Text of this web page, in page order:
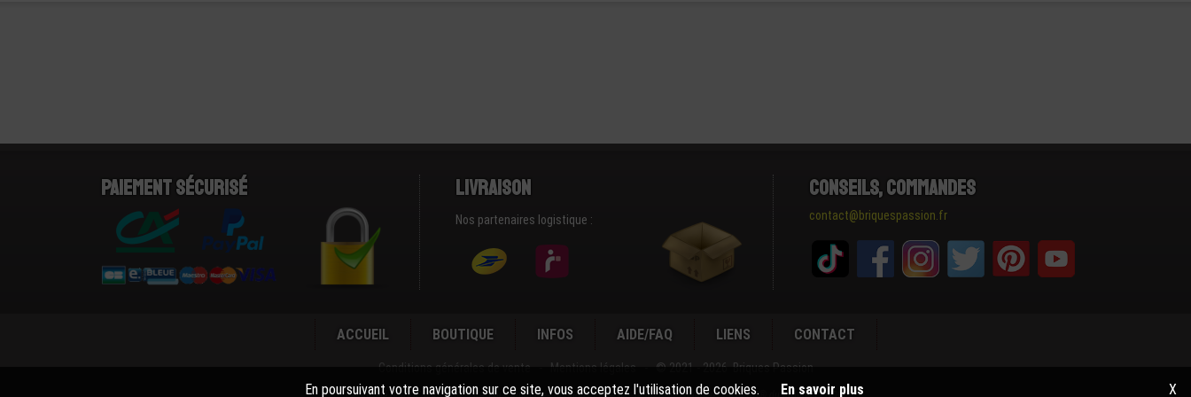
Paiement sécurisé Livraison
Nos partenaires logistique :
Conseils, Commandes
contact@briquespassion.fr
ACCUEIL BOUTIQUE INFOS AIDE/FAQ LIENS CONTACT
Conditions générales de vente Mentions légales © 2021 - 2026 Briques Passion
En poursuivant votre navigation sur ce site, vous acceptez l'utilisation de cookies. En savoir plus X